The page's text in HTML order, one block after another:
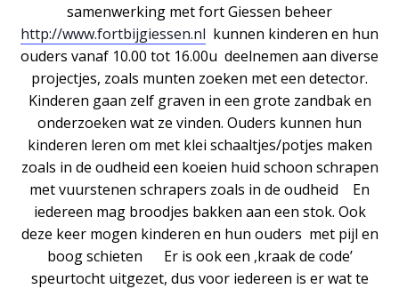
samenwerking met fort Giessen beheer
http://www.fortbijgiessen.nl kunnen kinderen en hun
ouders vanaf 10.00 tot 16.00u deelnemen aan diverse
projectjes, zoals munten zoeken met een detector.
Kinderen gaan zelf graven in een grote zandbak en
onderzoeken wat ze vinden. Ouders kunnen hun
kinderen leren om met klei schaaltjes/potjes maken
zoals in de oudheid een koeien huid schoon schrapen
met vuurstenen schrapers zoals in de oudheid En
iedereen mag broodjes bakken aan een stok. Ook
deze keer mogen kinderen en hun ouders met pijl en
boog schieten Er is ook een ,kraak de code’
speurtocht uitgezet, dus voor iedereen is er wat te